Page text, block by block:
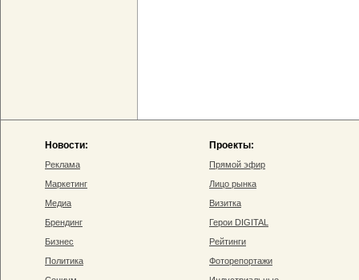
Новости:
Реклама
Маркетинг
Медиа
Брендинг
Бизнес
Политика
Проекты:
Прямой эфир
Лицо рынка
Визитка
Герои DIGITAL
Рейтинги
Фоторепортажи